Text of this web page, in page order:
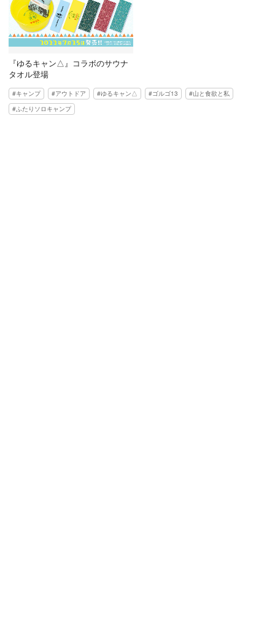
『ゆるキャン△』コラボのサウナ
タオル登場
キャンプ アウトドア ゆるキャン△ ゴルゴ13
山と食欲と私
ふたりソロキャンプ